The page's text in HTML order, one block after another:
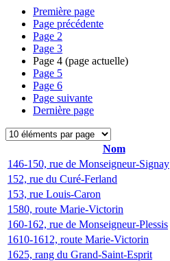
Première page
Page précédente
Page 2
Page 3
Page 4 (page actuelle)
Page 5
Page 6
Page suivante
Dernière page
Nom
146-150, rue de Monseigneur-Signay
152, rue du Curé-Ferland
153, rue Louis-Caron
1580, route Marie-Victorin
160-162, rue de Monseigneur-Plessis
1610-1612, route Marie-Victorin
1625, rang du Grand-Saint-Esprit